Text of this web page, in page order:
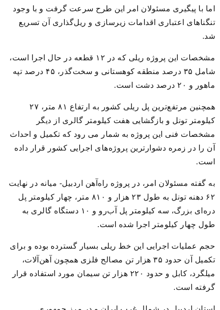
اما با پیگیری مسئولان امر این طرح سرعت گرفت و با وجود
تنگناهای اعتباری اقدامات زیرسازی و ریل‌گذاری آن تسریع
شد.
مشخصات این پروژه ریلی که در ۱۲ قطعه در حال اجرا است،
شامل ۳۵ درصد منطقه کوهستانی و سخت‌گذر، ۴۵ درصد تپه
ماهور و ۲۰ درصد دشت است.
همچنین مرتفع‌ترین پل ریلی کشور به ارتفاع ۸۱ متر، ۲۷
کیلومتر تونل و بازگشایی هفت کیلومتر گالری از دیگر
مشخصات فنی این پروژه به شمار می رود که تکمیل و احداث
آن را در زمره دشوارترین پروژه‌های اجرایی کشور قرار داده
است.
به گفته مسئولان امر، در پروژه راه‌آهن اردبیل- میانه در نهایت
۶۲ دهنه تونل به طول ۲۳ هزار و ۸۱۰ متر، چهار کیلومتر پل
دره‌ای بزرگ، سه کیلومتر پل آب‌رو و ۱۰ دستگاه گالری به
طول چهار کیلومتر اجرا شده است.
حجم عملیات اجرایی این خط ریلی بسیار گسترده بوده و برای
تکمیل آن حدود ۳۵ هزار تن مصالح فلزی همچون آهن‌آلات،
میلگرد، کابل و حدود ۲۲۰ هزار تن سیمان مورد استفاده قرار
گرفته است.